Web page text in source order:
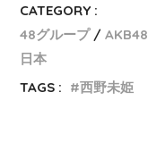
CATEGORY :
48グループ
AKB48
日本
TAGS :
西野未姫